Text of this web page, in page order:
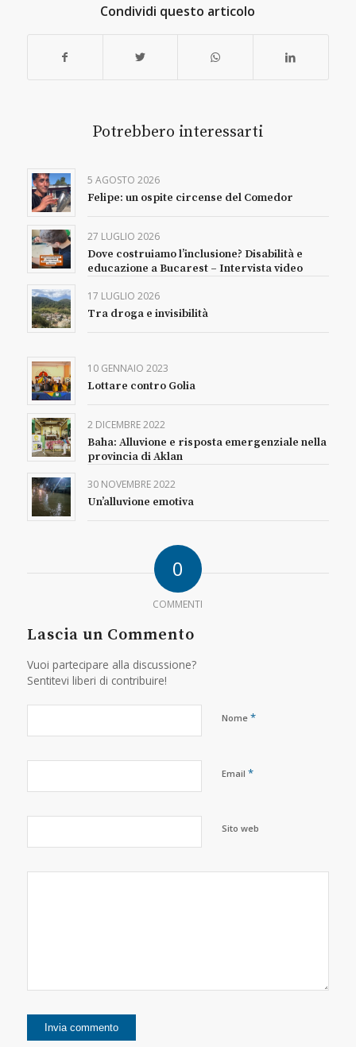
Condividi questo articolo
Potrebbero interessarti
5 AGOSTO 2026
Felipe: un ospite circense del Comedor
27 LUGLIO 2026
Dove costruiamo l’inclusione? Disabilità e
educazione a Bucarest – Intervista video
17 LUGLIO 2026
Tra droga e invisibilità
10 GENNAIO 2023
Lottare contro Golia
2 DICEMBRE 2022
Baha: Alluvione e risposta emergenziale nella
provincia di Aklan
30 NOVEMBRE 2022
Un’alluvione emotiva
0
COMMENTI
Lascia un Commento
Vuoi partecipare alla discussione?
Sentitevi liberi di contribuire!
Nome *
Email *
Sito web